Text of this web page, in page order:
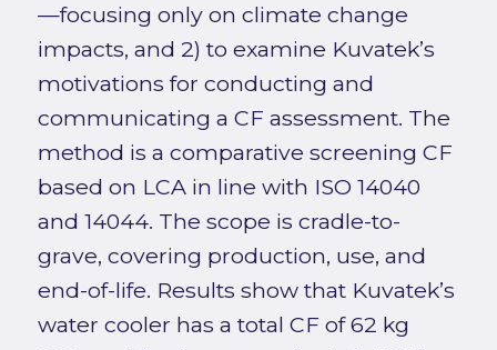
—focusing only on climate change
impacts, and 2) to examine Kuvatek’s
motivations for conducting and
communicating a CF assessment. The
method is a comparative screening CF
based on LCA in line with ISO 14040
and 14044. The scope is cradle-to-
grave, covering production, use, and
end-of-life. Results show that Kuvatek’s
water cooler has a total CF of 62 kg